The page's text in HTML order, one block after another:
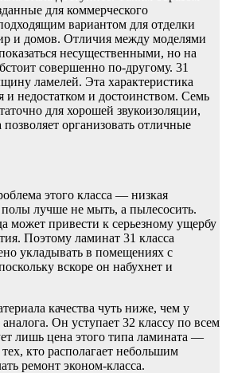
для коммерческого
вариантом для отделки
и домов. Отличия между моделями
несущественными, но на
совершенно по-другому. 31
ламелей. Эта характеристика
и недостатком и достоинством. Семь
для хорошей звукоизоляции,
организовать отличные
этого класса — низкая
полы лучше не мыть, а пылесосить.
может привести к серьезному ущербу
Поэтому ламинат 31 класса
укладывать в помещениях с
вскоре он набухнет и
качества чуть ниже, чем у
Он уступает 32 классу по всем
лишь цена этого типа ламината —
кто располагает небольшим
ремонт эконом-класса.